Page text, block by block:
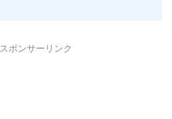
スポンサーリンク